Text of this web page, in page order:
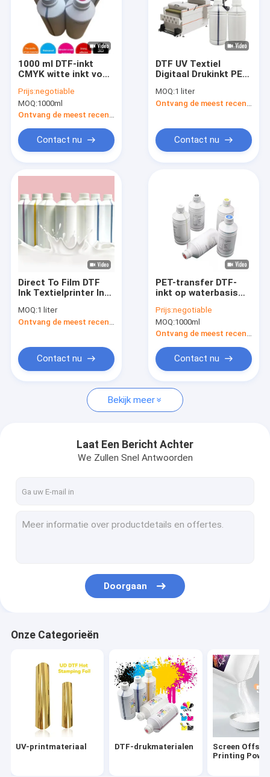
Producten
Videos
Over ons
Vraag een offerte aan
UV-printmateriaal
DTF-drukmaterialen
Offsetdrukfilm
Sublimatie-drukmateriaal
1000 ml DTF-inkt
CMYK witte inkt voor
huisdierfilm Printing
Premium DTF-
printerinkt
Prijs:negotiable
MOQ:1000ml
Ontvang de meest recente Prijs
Contact nu
DTF UV Textiel
Digitaal Drukinkt PET
Voor Epson DX5 5113
L1800 L805
MOQ:1 liter
Contact nu
Direct To Film DTF
Ink Textielprinter Ink
L1800 T-Shirt
Transfer Printing
MOQ:1 liter
Contact nu
PET-transfer DTF-
inkt op waterbasis
DTF-printerinkt voor
textiel
Prijs:negotiable
MOQ:1000ml
Ontvang de meest recente Prijs
Contact nu
Bekijk meer
Laat Een Bericht Achter
We Zullen Snel Antwoorden
Doorgaan
Onze Categorieën
UV-printmateriaal DTF-drukmaterialen
Screen Offset
Printing